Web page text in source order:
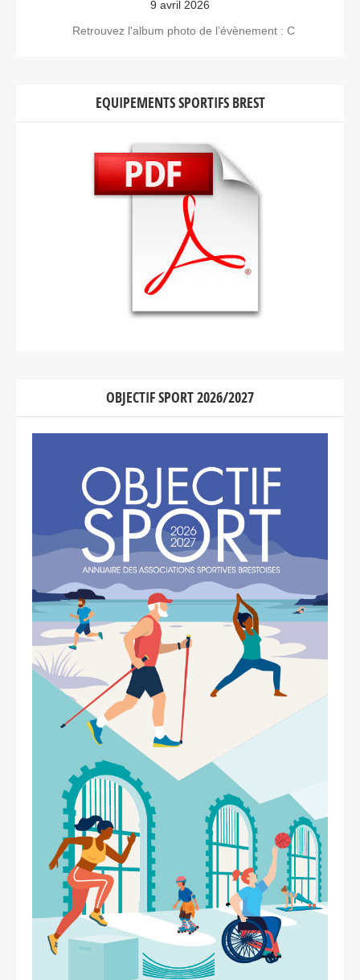
9 avril 2026
Retrouvez l'album photo de l’évènement : C
EQUIPEMENTS SPORTIFS BREST
OBJECTIF SPORT 2026/2027